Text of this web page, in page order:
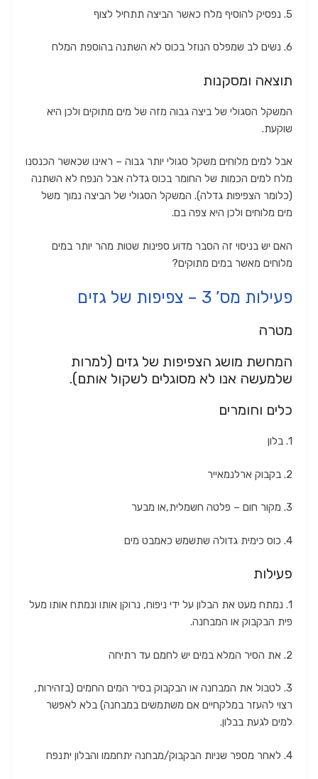
5. נפסיק להוסיף מלח כאשר הביצה תתחיל לצוף
6. נשים לב שמפלס הנוזל בכוס לא השתנה בהוספת המלח
תוצאה ומסקנות
המשקל הסגולי של ביצה גבוה מזה של מים מתוקים ולכן היא
שוקעת.
אבל למים מלוחים משקל סגולי יותר גבוה – ראינו שכאשר הכנסנו
מלח למים הכמות של החומר בכוס גדלה אבל הנפח לא השתנה
(כלומר הצפיפות גדלה). המשקל הסגולי של הביצה נמוך משל
מים מלוחים ולכן היא צפה בם.
האם יש בניסוי זה הסבר מדוע ספינות שטות מהר יותר במים
מלוחים מאשר במים מתוקים?
פעילות מס’ 3 – צפיפות של גזים
מטרה
המחשת מושג הצפיפות של גזים (למרות
שלמעשה אנו לא מסוגלים לשקול אותם).
כלים וחומרים
1. בלון
2. בקבוק ארלנמאייר
3. מקור חום – פלטה חשמלית,או מבער
4. כוס כימית גדולה שתשמש כאמבט מים
פעילות
1. נמתח מעט את הבלון על ידי ניפוח, נרוקן אותו ונמתח אותו מעל
פית הבקבוק או המבחנה.
2. את הסיר המלא במים יש לחמם עד רתיחה
3. לטבול את המבחנה או הבקבוק בסיר המים החמים (בזהירות,
רצוי להעזר במלקחיים אם משתמשים במבחנה) בלא לאפשר
למים לגעת בבלון.
4. לאחר מספר שניות הבקבוק/מבחנה יתחממו והבלון יתנפח